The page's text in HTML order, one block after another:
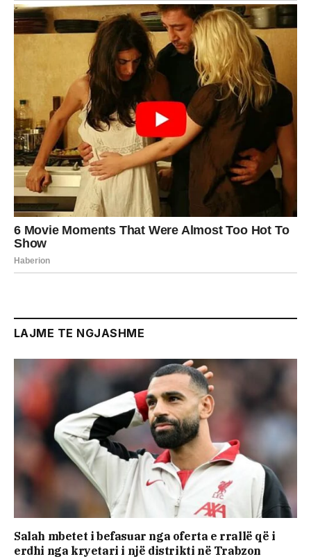
LAJME TE NGJASHME
Salah mbetet i befasuar nga oferta e rrallë që i
erdhi nga kryetari i një distrikti në Trabzon